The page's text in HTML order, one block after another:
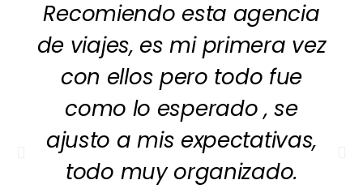
Recomiendo esta agencia
de viajes, es mi primera vez
con ellos pero todo fue
como lo esperado , se
ajusto a mis expectativas,
todo muy organizado.